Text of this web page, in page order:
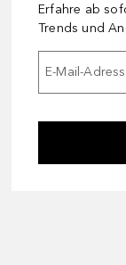
Erfahre ab
Trends und
E-Mail-